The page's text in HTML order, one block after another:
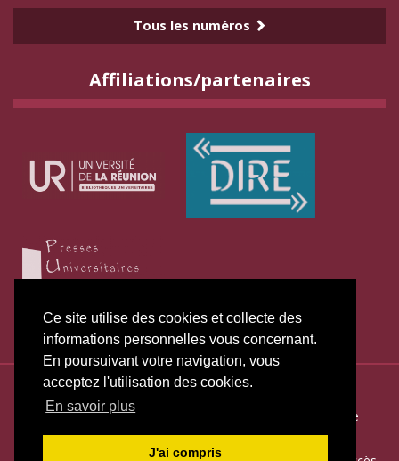
Ce site utilise des cookies et collecte des
informations personnelles vous concernant.
En poursuivant votre navigation, vous
acceptez l'utilisation des cookies.
En savoir plus
J'ai compris
Tous les numéros
Affiliations/partenaires
ISSN électronique 2271-3131
Plan du site—Politique de publication
Politique de
confidentialité—Déclaration d’éthique